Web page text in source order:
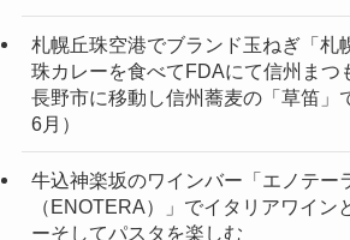
札幌丘珠空港でブランド玉ねぎ「札
珠カレーを食べてFDAにて信州まつ
長野市に移動し信州蕎麦の「草笛」
6月）
牛込神楽坂のワインバー「エノテー
（ENOTERA）」でイタリアワイン
ーそしてパスタを楽しむ